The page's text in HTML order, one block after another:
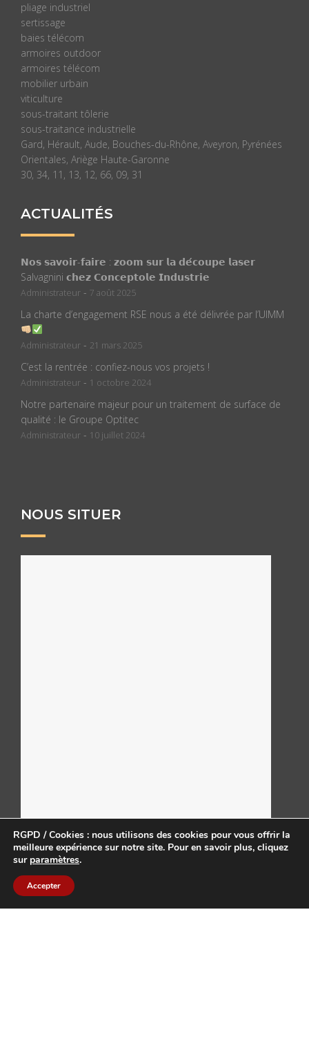
pliage industriel
sertissage
baies télécom
armoires outdoor
armoires télécom
mobilier urbain
viticulture
sous-traitant tôlerie
sous-traitance industrielle
Gard, Hérault, Aude, Bouches-du-Rhône, Aveyron, Pyrénées
Orientales, Ariège Haute-Garonne
30, 34, 11, 13, 12, 66, 09, 31
ACTUALITÉS
𝗡𝗼𝘀 𝘀𝗮𝘃𝗼𝗶𝗿-𝗳𝗮𝗶𝗿𝗲 : 𝘇𝗼𝗼𝗺 𝘀𝘂𝗿 𝗹𝗮 𝗱𝗲́𝗰𝗼𝘂𝗽𝗲 𝗹𝗮𝘀𝗲𝗿
Salvagnini 𝗰𝗵𝗲𝘇 𝗖𝗼𝗻𝗰𝗲𝗽𝘁𝗼𝗹𝗲 𝗜𝗻𝗱𝘂𝘀𝘁𝗿𝗶𝗲
Administrateur - 7 août 2025
La charte d’engagement RSE nous a été délivrée par l’UIMM
Administrateur - 21 mars 2025
C’est la rentrée : confiez-nous vos projets !
Administrateur - 1 octobre 2024
Notre partenaire majeur pour un traitement de surface de
qualité : le Groupe Optitec
Administrateur - 10 juillet 2024
NOUS SITUER
155 Av. de Bigos, 34740, Vendargues
RGPD / Cookies : nous utilisons des cookies pour vous offrir la
meilleure expérience sur notre site. Pour en savoir plus, cliquez
sur paramètres.
Accepter